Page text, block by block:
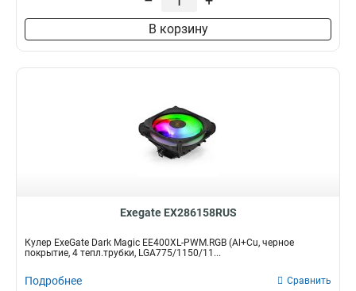
В корзину
Exegate EX286158RUS
Кулер ExeGate Dark Magic EE400XL-PWM.RGB (Al+Cu, черное
покрытие, 4 тепл.трубки, LGA775/1150/11...
Подробнее Сравнить